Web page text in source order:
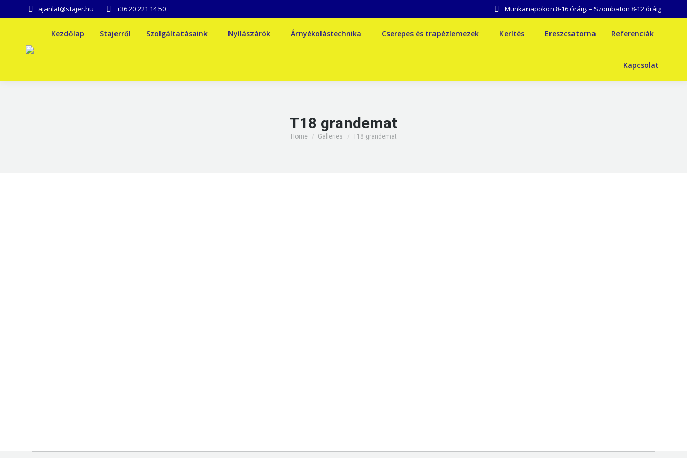
ajanlat@stajer.hu +36 20 221 14 50 Munkanapokon 8-16 óráig. – Szombaton 8-12 óráig
Kezdőlap Stajerről Szolgáltatásaink Nyílászárók Árnyékolástechnika Cserepes és trapézlemezek Kerítés Ereszcsatorna Referenciák
Kapcsolat
T18 grandemat
You are here:
Home Galleries T18 grandemat